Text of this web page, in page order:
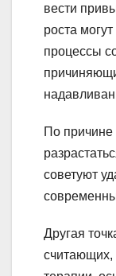
вести
роста
процессы
По причине
советуют
Другая
считающих,